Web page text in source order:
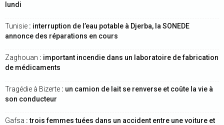
lundi
Tunisie : interruption de l’eau potable à Djerba, la SONEDE
annonce des réparations en cours
Zaghouan : important incendie dans un laboratoire de fabrication
de médicaments
Tragédie à Bizerte : un camion de lait se renverse et coûte la vie à
son conducteur
Gafsa : trois femmes tuées dans un accident entre une voiture et